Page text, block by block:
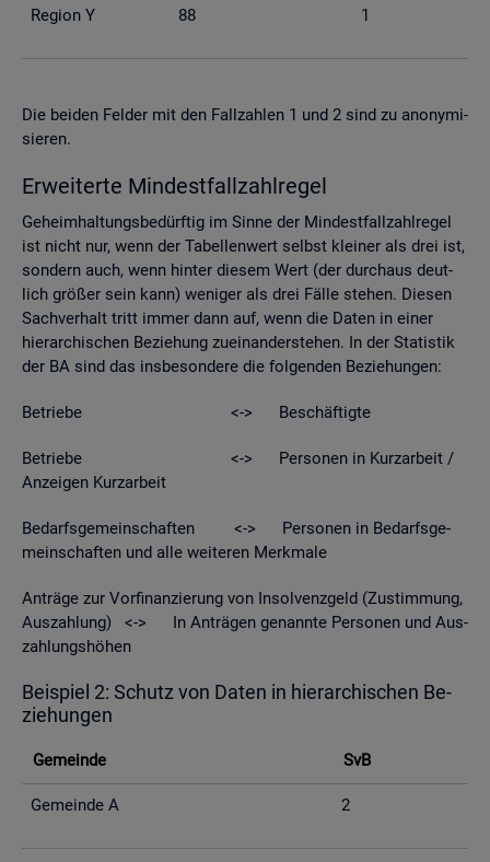
Re­gi­on Y 88 1
Die bei­den Fel­der mit den Fall­zah­len 1 und 2 sind zu an­ony­mi­
sie­ren.
Er­wei­ter­te Min­dest­fall­zahl­re­gel
Ge­heim­hal­tungs­be­dürf­tig im Sinne der Min­dest­fall­zahl­re­gel
ist nicht nur, wenn der Ta­bel­len­wert selbst klei­ner als drei ist,
son­dern auch, wenn hin­ter die­sem Wert (der durch­aus deut­
lich grö­ßer sein kann) we­ni­ger als drei Fälle ste­hen. Die­sen
Sach­ver­halt tritt immer dann auf, wenn die Daten in einer
hier­ar­chi­schen Be­zie­hung zu­ein­an­der­ste­hen. In der Sta­tis­tik
der BA sind das ins­be­son­de­re die fol­gen­den Be­zie­hun­gen:
Be­trie­be <-> Be­schäf­tig­te
Be­trie­be <-> Per­so­nen in Kurz­ar­beit /
An­zei­gen Kurz­ar­beit
Be­darfs­ge­mein­schaf­ten <-> Per­so­nen in Be­darfs­ge­
mein­schaf­ten und alle wei­te­ren Merk­ma­le
An­trä­ge zur Vor­fi­nan­zie­rung von In­sol­venz­geld (Zu­stim­mung,
Aus­zah­lung) <-> In An­trä­gen ge­nann­te Per­so­nen und Aus­
zah­lungs­hö­hen
Bei­spiel 2: Schutz von Daten in hier­ar­chi­schen Be­
zie­hun­gen
Ge­mein­de SvB
Ge­mein­de A 2